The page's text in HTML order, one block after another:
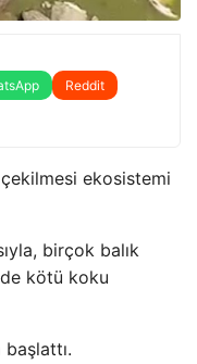
Reddit
ekosistemi
birçok balık
kötü koku